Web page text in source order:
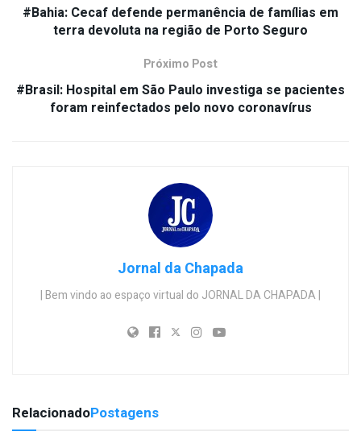
#Bahia: Cecaf defende permanência de famílias em
terra devoluta na região de Porto Seguro
Próximo Post
#Brasil: Hospital em São Paulo investiga se pacientes
foram reinfectados pelo novo coronavírus
Jornal da Chapada
| Bem vindo ao espaço virtual do JORNAL DA CHAPADA |
RelacionadoPostagens